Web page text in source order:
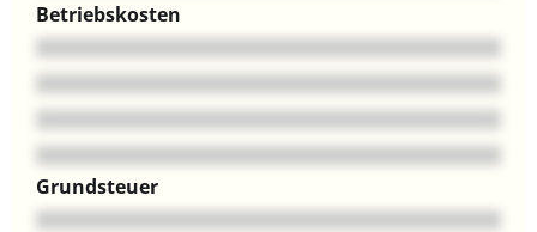
Betriebskosten
Grundsteuer